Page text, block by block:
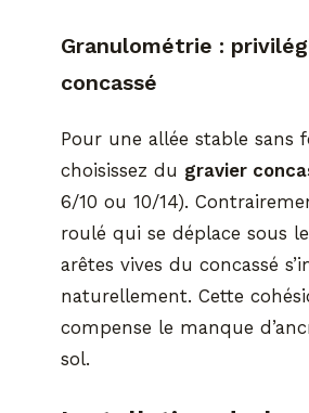
Granulométrie :
concassé
Pour une allée stable sans
choisissez du gravier
6/10 ou 10/14).
roulé qui se déplace sous
arêtes vives du concassé
naturellement. Cette
compense le manque
sol.